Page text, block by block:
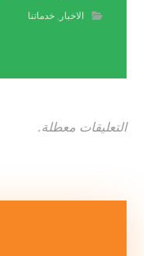
الاخبار ,خدماتنا
التعليقات معطلة.